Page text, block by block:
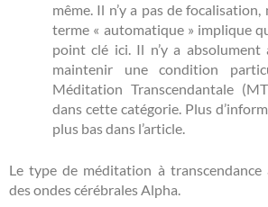
même. Il n’y a pas de
terme « automatique » implique
point clé ici. Il n’y a
maintenir une condition
Méditation Transcendantale
dans cette catégorie. Plus
plus bas dans l’article.
Le type de méditation à transcendance
des ondes cérébrales Alpha.